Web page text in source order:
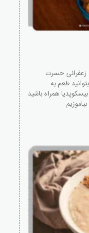
زعفرانی حسرت
طعم به
همراه باشید